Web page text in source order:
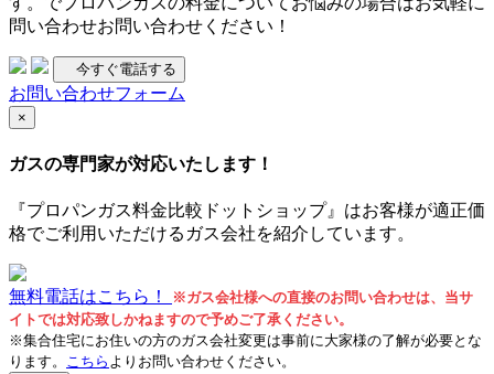
問い合わせお問い合わせください！
今すぐ電話する
お問い合わせフォーム
×
ガスの専門家が対応いたします！
『プロパンガス料金比較ドットショップ』はお客様が適正価
格でご利用いただけるガス会社を紹介しています。
無料電話はこちら！
※ガス会社様への直接のお問い合わせは、当サ
イトでは対応致しかねますので予めご了承ください。
※集合住宅にお住いの方のガス会社変更は事前に大家様の了解が必要とな
ります。
こちら よりお問い合わせください。